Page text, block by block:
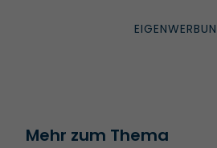
Mehr zum Thema